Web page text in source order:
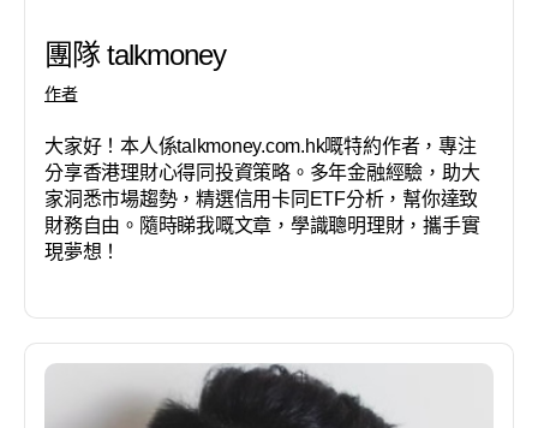
團隊 talkmoney
作者
大家好！本人係talkmoney.com.hk嘅特約作者，專注
分享香港理財心得同投資策略。多年金融經驗，助大
家洞悉市場趨勢，精選信用卡同ETF分析，幫你達致
財務自由。隨時睇我嘅文章，學識聰明理財，攜手實
現夢想！